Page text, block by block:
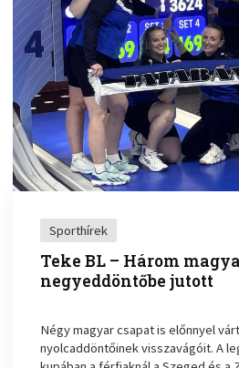
Sporthírek
Teke BL – Három
negyeddöntőbe jutott
Négy magyar csapat is előnnyel
nyolcaddöntőinek visszavágóit. A